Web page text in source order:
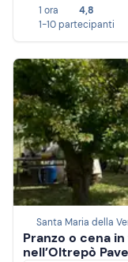
1 ora
4,8
1-10 partecipanti
Santa Maria della
Pranzo o cena
nell’Oltrepò